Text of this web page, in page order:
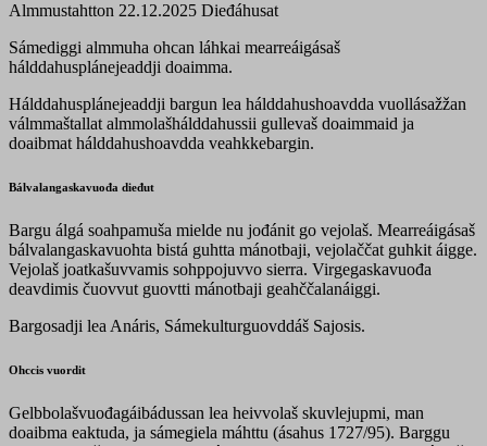
Almmustahtton 22.12.2025 Dieđáhusat
Sámediggi almmuha ohcan láhkai mearreáigásaš
hálddahusplánejeaddji doaimma.
Hálddahusplánejeaddji bargun lea hálddahushoavdda vuollásažžan
válmmaštallat almmolašhálddahussii gullevaš doaimmaid ja
doaibmat hálddahushoavdda veahkkebargin.
Bálvalangaskavuođa dieđut
Bargu álgá soahpamuša mielde nu jođánit go vejolaš. Mearreáigásaš
bálvalangaskavuohta bistá guhtta mánotbaji, vejolaččat guhkit áigge.
Vejolaš joatkašuvvamis sohppojuvvo sierra. Virgegaskavuođa
deavdimis čuovvut guovtti mánotbaji geahččalanáiggi.
Bargosadji lea Anáris, Sámekulturguovddáš Sajosis.
Ohccis vuordit
Gelbbolašvuođagáibádussan lea heivvolaš skuvlejupmi, man
doaibma eaktuda, ja sámegiela máhttu (ásahus 1727/95). Barggu